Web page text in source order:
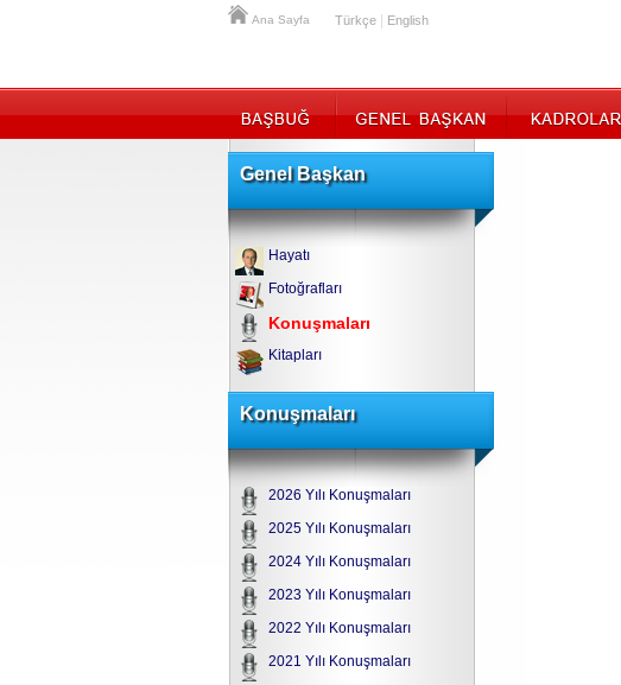
Ana Sayfa Türkçe English
Genel Başkan
Hayatı
Fotoğrafları
Konuşmaları
Kitapları
Konuşmaları
2026 Yılı Konuşmaları
2025 Yılı Konuşmaları
2024 Yılı Konuşmaları
2023 Yılı Konuşmaları
2022 Yılı Konuşmaları
2021 Yılı Konuşmaları